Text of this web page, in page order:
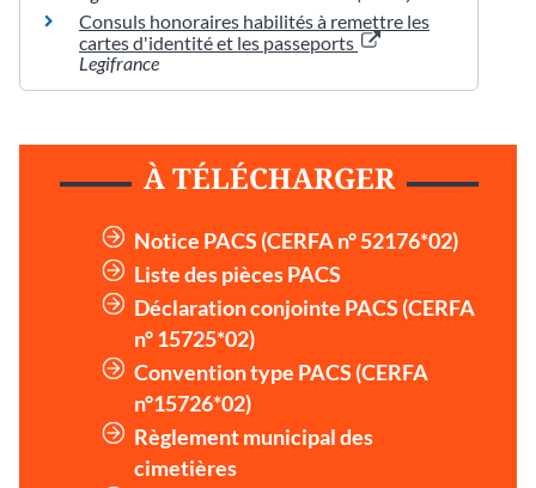
Consuls honoraires habilités à remettre les
cartes d'identité et les passeports
Legifrance
À TÉLÉCHARGER
Notice PACS (CERFA n° 52176*02)
Liste des pièces PACS
Déclaration conjointe PACS (CERFA
n° 15725*02)
Convention type PACS (CERFA
n°15726*02)
Règlement municipal des
cimetières